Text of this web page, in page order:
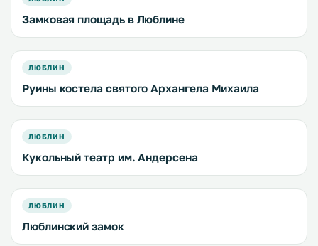
Замковая площадь в Люблине
ЛЮБЛИН
Руины костела святого Архангела Михаила
ЛЮБЛИН
Кукольный театр им. Андерсена
ЛЮБЛИН
Люблинский замок